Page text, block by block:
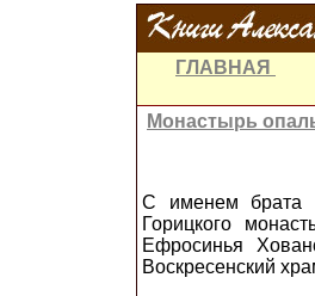
ГЛАВНАЯ
Монастырь
С именем брата
Горицкого
Ефросинья
Воскресенский